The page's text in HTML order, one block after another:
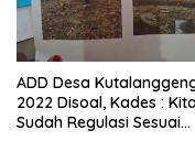
ADD Desa
2022 Disoal, Kades :
Sudah Regulasi Sesuai